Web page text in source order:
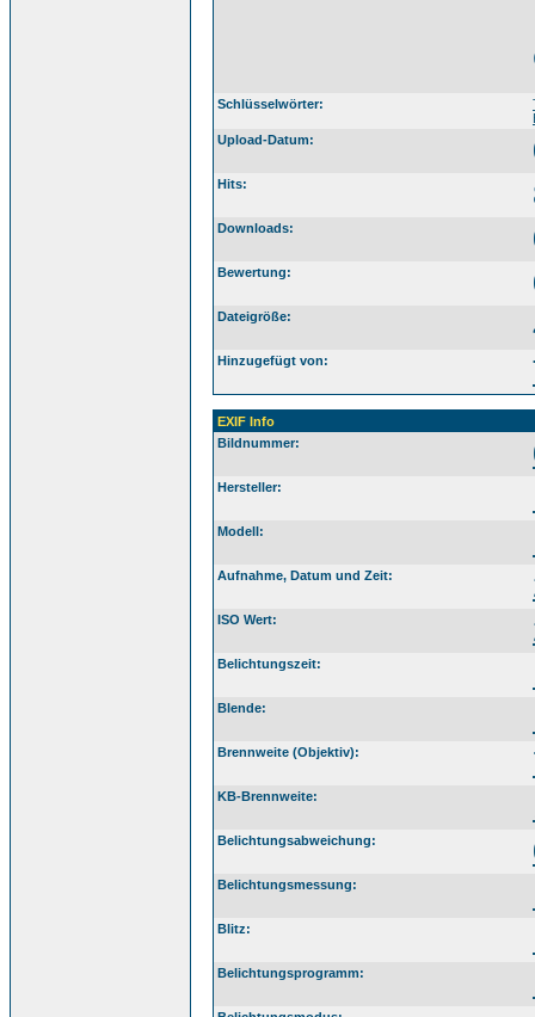
Schlüsselwörter:
Upload-Datum:
Hits:
Downloads:
Bewertung:
Dateigröße:
Hinzugefügt von:
EXIF Info
Bildnummer:
Hersteller:
Modell:
Aufnahme, Datum und Zeit:
ISO Wert:
Belichtungszeit:
Blende:
Brennweite (Objektiv):
KB-Brennweite:
Belichtungsabweichung:
Belichtungsmessung:
Blitz:
Belichtungsprogramm: